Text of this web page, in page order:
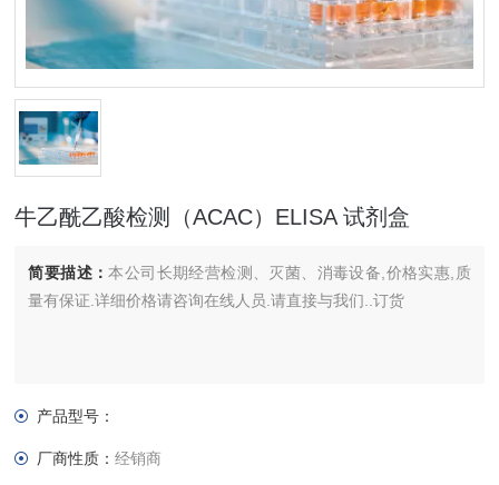
牛乙酰乙酸检测（ACAC）ELISA 试剂盒
简要描述：本公司长期经营检测、灭菌、消毒设备,价格实惠,质
量有保证.详细价格请咨询在线人员.请直接与我们..订货
产品型号：
厂商性质：经销商